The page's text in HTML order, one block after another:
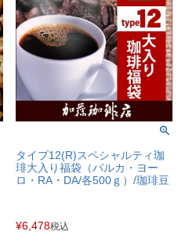
タイプ12(R)スペシャルティ珈
琲大入り福袋（バルカ・ヨー
ロ・RA・DA/各500ｇ）/珈琲豆
¥6,478税込